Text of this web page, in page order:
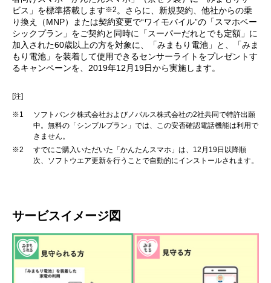
ビス」を標準搭載します※2。さらに、新規契約、他社からの乗
り換え（MNP）または契約変更で“ワイモバイル”の「スマホベー
シックプラン」をご契約と同時に「スーパーだれとでも定額」に
加入された60歳以上の方を対象に、「みまもり電池」と、「みま
もり電池」を装着して使用できるセンサーライトをプレゼントす
るキャンペーンを、2019年12月19日から実施します。
[注]
※1
ソフトバンク株式会社およびノバルス株式会社の2社共同で特許出願
中。無料の「シンプルプラン」では、この安否確認電話機能は利用で
きません。
※2
すでにご購入いただいた「かんたんスマホ」は、12月19日以降順
次、ソフトウエア更新を行うことで自動的にインストールされます。
サービスイメージ図